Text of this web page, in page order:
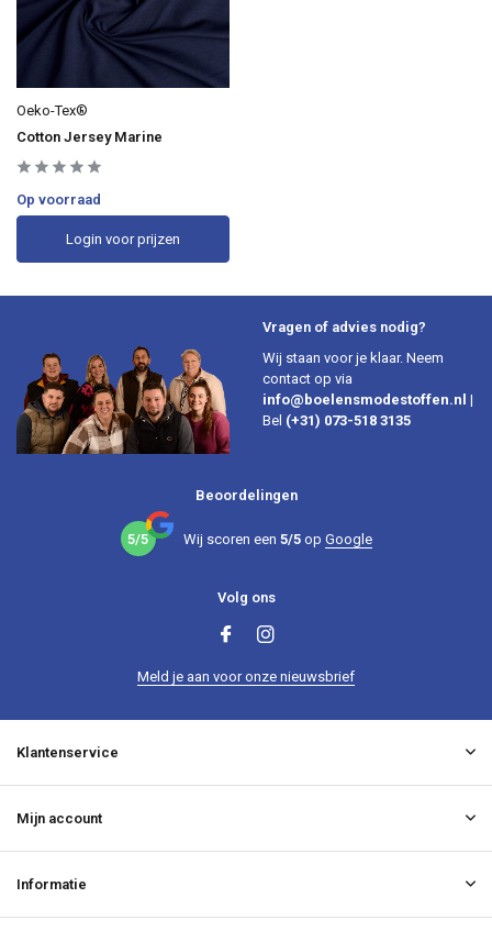
Oeko-Tex®
Cotton Jersey Marine
Op voorraad
Login voor prijzen
Vragen of advies nodig?
Wij staan voor je klaar. Neem
contact op via
info@boelensmodestoffen.nl |
Bel (+31) 073-518 3135
Beoordelingen
5/5 Wij scoren een 5/5op Google
Volg ons
Meld je aan voor onze nieuwsbrief
Klantenservice
Mijn account
Informatie